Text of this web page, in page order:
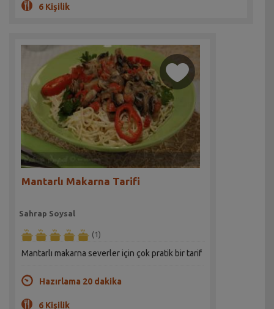
6 Kişilik
Mantarlı Makarna Tarifi
Sahrap Soysal
(1)
Mantarlı makarna severler için çok pratik bir tarif
Hazırlama 20 dakika
6 Kişilik